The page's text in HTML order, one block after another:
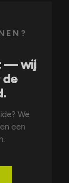
— wij
de
We
een